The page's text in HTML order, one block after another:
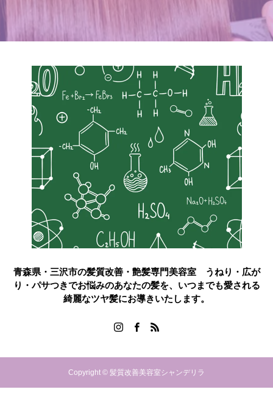
青森県・三沢市の髪質改善・艶髪専門美容室 うねり・広が
り・パサつきでお悩みのあなたの髪を、いつまでも愛される
綺麗なツヤ髪にお導きいたします。
Copyright © 髪質改善美容室シャンデリラ